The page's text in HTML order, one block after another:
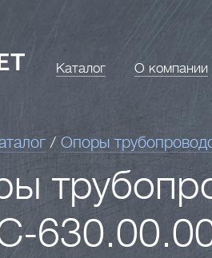
Каталог О компании
/ Опоры